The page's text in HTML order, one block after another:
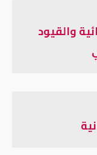
والقيود